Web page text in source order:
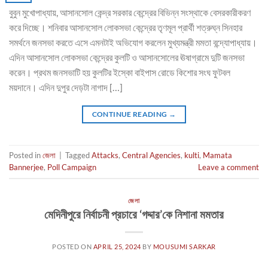
বুবুন মুখোপাধ্যায়, আসানসোল কেন্দ্র সরকার কেন্দ্রের বিভিন্ন সংস্থাকে বেসরকারীকরণ
করে দিচ্ছে। শনিবার আসানসোল লোকসভা কেন্দ্রের তৃণমূল প্রার্থী শত্রুঘ্ন সিনহার
সমর্থনে জনসভা করতে এসে এমনটাই অভিযোগ করলেন মুখ্যমন্ত্রী মমতা বন্দ্যোপাধ্যায়।
এদিন আসানসোল লোকসভা কেন্দ্রের কুলটি ও আসানসোলের ঊষাগ্রামে দুটি জনসভা
করেন। প্রথম জনসভাটি হয় কুলটির ইস্কো বাইপাস রোডে কিশোর সংঘ ফুটবল
ময়দানে। এদিন দুপুর দেড়টা নাগাদ […]
CONTINUE READING →
Posted inজেলা TaggedAttacks, Central Agencies, kulti, Mamata
Bannerjee, Poll Campaign Leave a comment
জেলা
মেদিনীপুরে নির্বাচনী প্রচারে ‘গদ্দার’কে নিশানা মমতার
POSTED ON APRIL 25, 2024 BY MOUSUMI SARKAR